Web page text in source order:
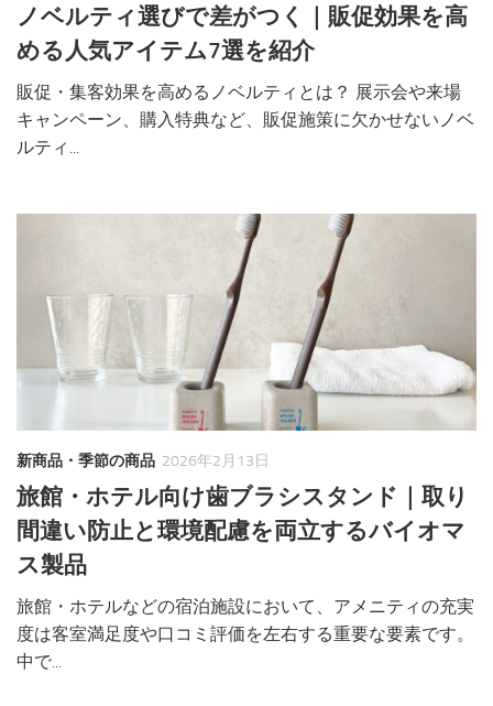
ノベルティ選びで差がつく｜販促効果を高
める人気アイテム7選を紹介
販促・集客効果を高めるノベルティとは？ 展示会や来場
キャンペーン、購入特典など、販促施策に欠かせないノベ
ルティ...
新商品・季節の商品 2026年2月13日
旅館・ホテル向け歯ブラシスタンド｜取り
間違い防止と環境配慮を両立するバイオマ
ス製品
旅館・ホテルなどの宿泊施設において、アメニティの充実
度は客室満足度や口コミ評価を左右する重要な要素です。
中で...